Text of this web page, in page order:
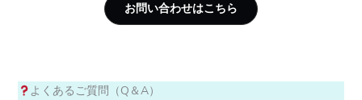
お問い合わせはこちら
よくあるご質問（Q＆A）